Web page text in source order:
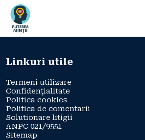
Linkuri utile
Termeni utilizare
Confidenţialitate
Politica cookies
Politica de comentarii
Solutionare litigii
ANPC 021/9551
Sitemap